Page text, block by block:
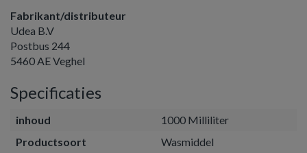
Fabrikant/distributeur
Udea B.V
Postbus 244
5460 AE Veghel
Specificaties
inhoud
1000 Milliliter
Productsoort
Wasmiddel